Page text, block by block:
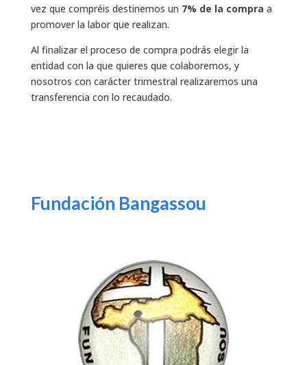
vez que compréis destinemos un 7% de la compra a
promover la labor que realizan.
Al finalizar el proceso de compra podrás elegir la
entidad con la que quieres que colaboremos, y
nosotros con carácter trimestral realizaremos una
transferencia con lo recaudado.
Fundación Bangassou